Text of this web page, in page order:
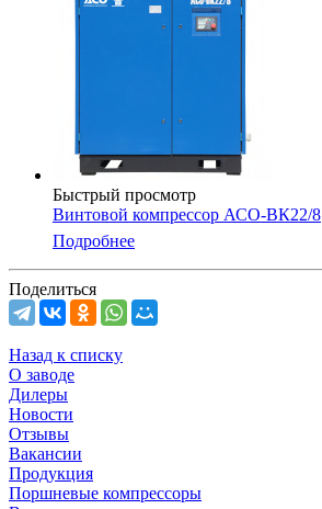
Быстрый просмотр
Винтовой компрессор АСО-ВК22/8
Подробнее
Поделиться
Назад к списку
О заводе
Дилеры
Новости
Отзывы
Вакансии
Продукция
Поршневые компрессоры